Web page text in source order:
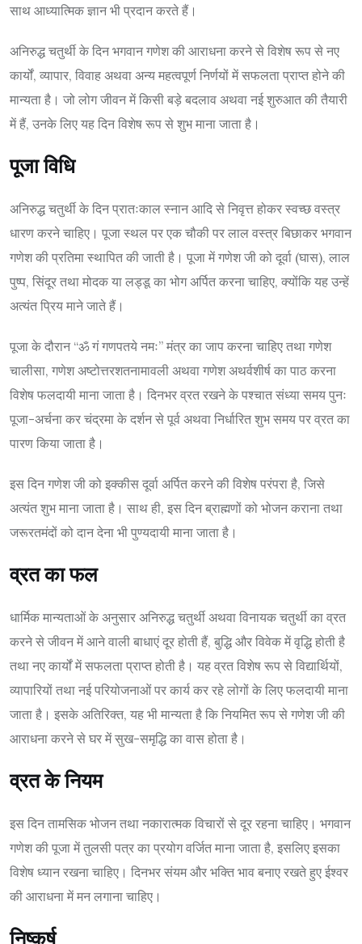
साथ आध्यात्मिक ज्ञान भी प्रदान करते हैं।
अनिरुद्ध चतुर्थी के दिन भगवान गणेश की आराधना करने से विशेष रूप से नए
कार्यों, व्यापार, विवाह अथवा अन्य महत्वपूर्ण निर्णयों में सफलता प्राप्त होने की
मान्यता है। जो लोग जीवन में किसी बड़े बदलाव अथवा नई शुरुआत की तैयारी
में हैं, उनके लिए यह दिन विशेष रूप से शुभ माना जाता है।
पूजा विधि
अनिरुद्ध चतुर्थी के दिन प्रातःकाल स्नान आदि से निवृत्त होकर स्वच्छ वस्त्र
धारण करने चाहिए। पूजा स्थल पर एक चौकी पर लाल वस्त्र बिछाकर भगवान
गणेश की प्रतिमा स्थापित की जाती है। पूजा में गणेश जी को दूर्वा (घास), लाल
पुष्प, सिंदूर तथा मोदक या लड्डू का भोग अर्पित करना चाहिए, क्योंकि यह उन्हें
अत्यंत प्रिय माने जाते हैं।
पूजा के दौरान “ॐ गं गणपतये नमः” मंत्र का जाप करना चाहिए तथा गणेश
चालीसा, गणेश अष्टोत्तरशतनामावली अथवा गणेश अथर्वशीर्ष का पाठ करना
विशेष फलदायी माना जाता है। दिनभर व्रत रखने के पश्चात संध्या समय पुनः
पूजा-अर्चना कर चंद्रमा के दर्शन से पूर्व अथवा निर्धारित शुभ समय पर व्रत का
पारण किया जाता है।
इस दिन गणेश जी को इक्कीस दूर्वा अर्पित करने की विशेष परंपरा है, जिसे
अत्यंत शुभ माना जाता है। साथ ही, इस दिन ब्राह्मणों को भोजन कराना तथा
जरूरतमंदों को दान देना भी पुण्यदायी माना जाता है।
व्रत का फल
धार्मिक मान्यताओं के अनुसार अनिरुद्ध चतुर्थी अथवा विनायक चतुर्थी का व्रत
करने से जीवन में आने वाली बाधाएं दूर होती हैं, बुद्धि और विवेक में वृद्धि होती है
तथा नए कार्यों में सफलता प्राप्त होती है। यह व्रत विशेष रूप से विद्यार्थियों,
व्यापारियों तथा नई परियोजनाओं पर कार्य कर रहे लोगों के लिए फलदायी माना
जाता है। इसके अतिरिक्त, यह भी मान्यता है कि नियमित रूप से गणेश जी की
आराधना करने से घर में सुख-समृद्धि का वास होता है।
व्रत के नियम
इस दिन तामसिक भोजन तथा नकारात्मक विचारों से दूर रहना चाहिए। भगवान
गणेश की पूजा में तुलसी पत्र का प्रयोग वर्जित माना जाता है, इसलिए इसका
विशेष ध्यान रखना चाहिए। दिनभर संयम और भक्ति भाव बनाए रखते हुए ईश्वर
की आराधना में मन लगाना चाहिए।
निष्कर्ष